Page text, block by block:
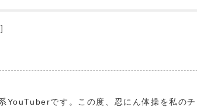
YouTuberです。この度、忍にん体操を私の